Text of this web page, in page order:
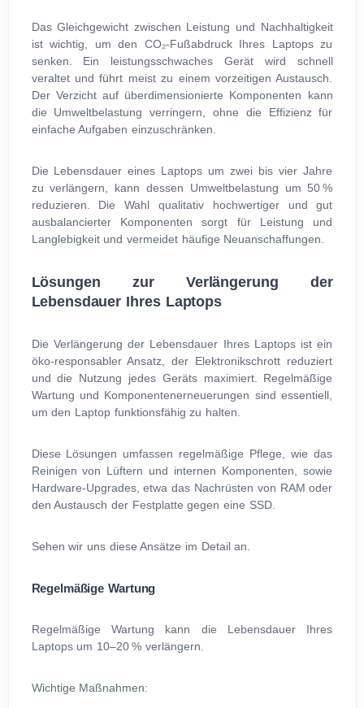
Das Gleichgewicht zwischen Leistung und Nachhaltigkeit
ist wichtig, um den CO₂-Fußabdruck Ihres Laptops zu
senken. Ein leistungsschwaches Gerät wird schnell
veraltet und führt meist zu einem vorzeitigen Austausch.
Der Verzicht auf überdimensionierte Komponenten kann
die Umweltbelastung verringern, ohne die Effizienz für
einfache Aufgaben einzuschränken.
Die Lebensdauer eines Laptops um zwei bis vier Jahre
zu verlängern, kann dessen Umweltbelastung um 50 %
reduzieren. Die Wahl qualitativ hochwertiger und gut
ausbalancierter Komponenten sorgt für Leistung und
Langlebigkeit und vermeidet häufige Neuanschaffungen.
Lösungen zur Verlängerung der
Lebensdauer Ihres Laptops
Die Verlängerung der Lebensdauer Ihres Laptops ist ein
öko-responsabler Ansatz, der Elektronikschrott reduziert
und die Nutzung jedes Geräts maximiert. Regelmäßige
Wartung und Komponentenerneuerungen sind essentiell,
um den Laptop funktionsfähig zu halten.
Diese Lösungen umfassen regelmäßige Pflege, wie das
Reinigen von Lüftern und internen Komponenten, sowie
Hardware-Upgrades, etwa das Nachrüsten von RAM oder
den Austausch der Festplatte gegen eine SSD.
Sehen wir uns diese Ansätze im Detail an.
Regelmäßige Wartung
Regelmäßige Wartung kann die Lebensdauer Ihres
Laptops um 10–20 % verlängern.
Wichtige Maßnahmen: